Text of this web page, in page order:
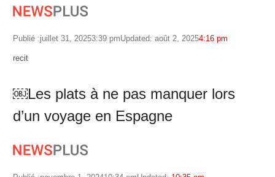
Publié :juillet 31, 20253:39 pmUpdated: août 2, 20254:16 pm
Author
recit
￼Les plats à ne pas manquer lors
d’un voyage en Espagne